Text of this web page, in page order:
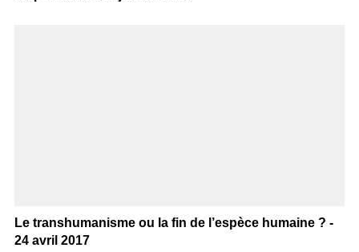
Le transhumanisme ou la fin de l’espèce humaine ? -
24 avril 2017